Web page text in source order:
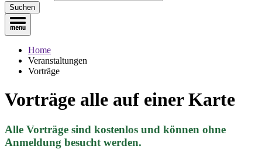
Suchen
Home
Veranstaltungen
Vorträge
Vorträge alle auf einer Karte
Alle Vorträge sind kostenlos und können ohne
Anmeldung besucht werden.